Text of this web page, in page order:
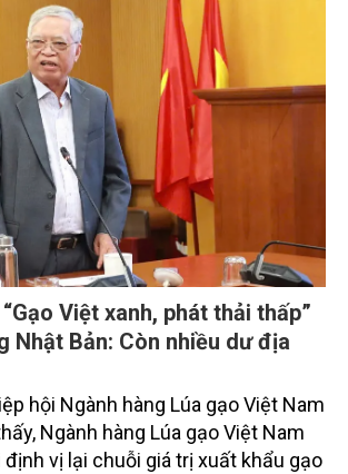
mở ra cơ hội khẳng định giá trị hạt
trường Quốc tế.
Việt xanh, phát thải thấp”
Nhật Bản: Còn nhiều dư địa
hội Ngành hàng Lúa gạo Việt Nam
Ngành hàng Lúa gạo Việt Nam
vị lại chuỗi giá trị xuất khẩu gạo